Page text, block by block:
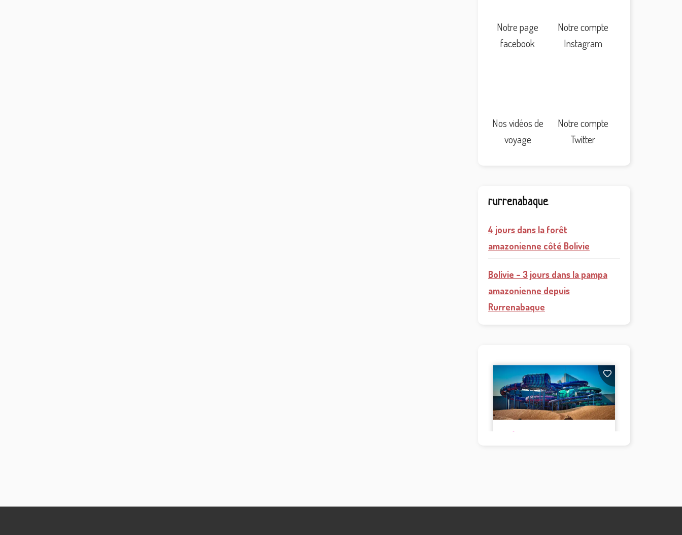
Notre page
facebook
Notre compte
Instagram
Nos vidéos de
voyage
Notre compte
Twitter
rurrenabaque
4 jours dans la forêt
amazonienne côté Bolivie
Bolivie – 3 jours dans la pampa
amazonienne depuis
Rurrenabaque